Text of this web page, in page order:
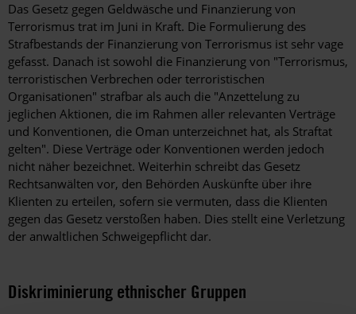
Das Gesetz gegen Geldwäsche und Finanzierung von
Terrorismus trat im Juni in Kraft. Die Formulierung des
Strafbestands der Finanzierung von Terrorismus ist sehr vage
gefasst. Danach ist sowohl die Finanzierung von "Terrorismus,
terroristischen Verbrechen oder terroristischen
Organisationen" strafbar als auch die "Anzettelung zu
jeglichen Aktionen, die im Rahmen aller relevanten Verträge
und Konventionen, die Oman unterzeichnet hat, als Straftat
gelten". Diese Verträge oder Konventionen werden jedoch
nicht näher bezeichnet. Weiterhin schreibt das Gesetz
Rechtsanwälten vor, den Behörden Auskünfte über ihre
Klienten zu erteilen, sofern sie vermuten, dass die Klienten
gegen das Gesetz verstoßen haben. Dies stellt eine Verletzung
der anwaltlichen Schweigepflicht dar.
Diskriminierung ethnischer Gruppen